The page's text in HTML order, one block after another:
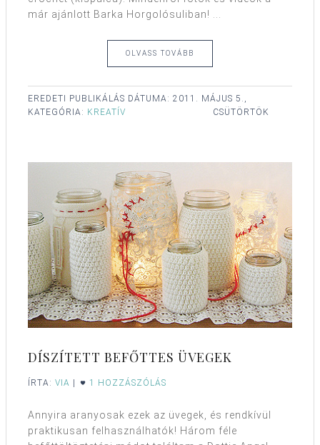
már ajánlott Barka Horgolósuliban! ...
OLVASS TOVÁBB
EREDETI PUBLIKÁLÁS DÁTUMA: 2011. MÁJUS 5.,
CSÜTÖRTÖK
KATEGÓRIA: KREATÍV
DÍSZÍTETT BEFŐTTES ÜVEGEK
ÍRTA: VIA 1 HOZZÁSZÓLÁS
Annyira aranyosak ezek az üvegek, és rendkívül
praktikusan felhasználhatók! Három féle